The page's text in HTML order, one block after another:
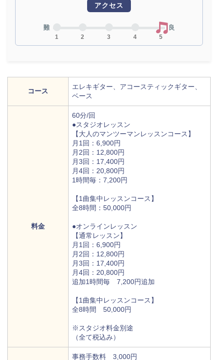
アクセス
難
1 2 3 4 5
良
コース
エレキギター、アコースティックギター、
ベース
料金
60分/回
●スタジオレッスン
【大人のマンツーマンレッスンコース】
月1回：6,900円
月2回：12,800円
月3回：17,400円
月4回：20,800円
1時間毎：7,200円
【1曲集中レッスンコース】
全8時間：50,000円
●オンラインレッスン
【通常レッスン】
月1回：6,900円
月2回：12,800円
月3回：17,400円
月4回：20,800円
追加1時間毎 7,200円追加
【1曲集中レッスンコース】
全8時間 50,000円
※スタジオ料金別途
（全て税込み）
事務手数料 3,000円